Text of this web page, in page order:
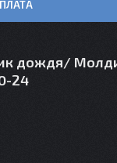
дождя/
24